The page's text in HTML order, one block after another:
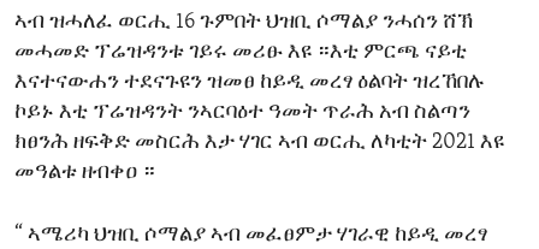
Skip
Search
AMERICAS
EUROPE
MIDDLE EAST
HUMAN RIGHTS
SECURITY AND DEFENSE
AID AND DEVELOPMENT
DEMOCRACY AND GOVERNANCE
ENVIRONMENT AND HEALTH
ARCHIVE
ABOUT US
ኣብ ዝሓለፈ ወርሒ 16 ጉምበት ህዝቢ ሶማልያ ንሓሰን ሸኽ
መሓመድ ፕሬዝዳንቱ ገይሩ መሪፁ እዩ ።እቲ ምርጫ ናይቲ
እናተናውሐን ተደናጉዩን ዝመፀ ከይዲ መረፃ ዕልባት ዝረኸበሉ
ኮይኑ እቲ ፕሬዝዳንት ንኣርባዕተ ዓመት ጥራሕ አብ ስልጣን
ክፀንሕ ዘፍቅድ መስርሕ እታ ሃገር ኣብ ወርሒ ለካቲት 2021 እዩ
መዓልቱ ዘብቀዐ ።
“ ኣሜሪካ ህዝቢ ሶማልያ ኣብ መፈፀምታ ሃገራዊ ከይዲ መረፃ